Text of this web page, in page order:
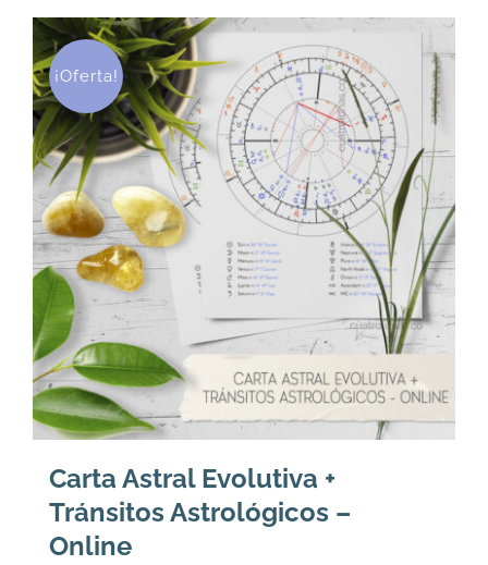
¡Oferta!
Carta Astral Evolutiva +
Tránsitos Astrológicos –
Online